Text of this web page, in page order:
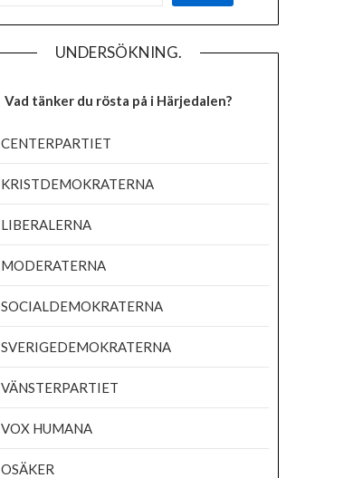
UNDERSÖKNING.
Vad tänker du rösta på i Härjedalen?
CENTERPARTIET
KRISTDEMOKRATERNA
LIBERALERNA
MODERATERNA
SOCIALDEMOKRATERNA
SVERIGEDEMOKRATERNA
VÄNSTERPARTIET
VOX HUMANA
OSÄKER